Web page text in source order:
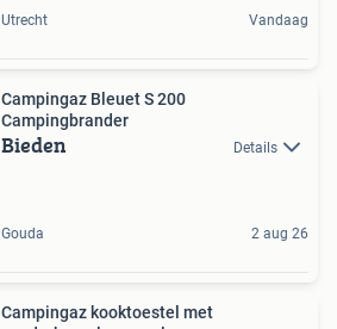
Utrecht Vandaag
Campingaz Bleuet S 200
Campingbrander
Bieden Details
Gouda 2 aug 26
Campingaz kooktoestel met